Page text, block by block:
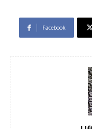
Facebook